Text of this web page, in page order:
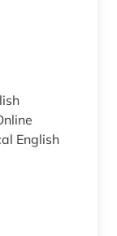
English